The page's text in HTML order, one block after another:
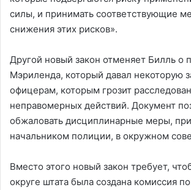
силы, и принимать соответствующие
снижения этих рисков».
Другой новый закон отменяет Билль о
Мэриленда, который давал некоторую
офицерам, которым грозит
неправомерных действий. Документ
обжаловать дисциплинарные меры,
начальником полиции, в окружном
Вместо этого новый закон требует,
округе штата была создана комиссия